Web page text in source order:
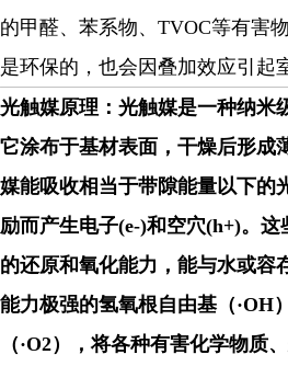
的甲醛、苯系物、 TVOC等有害
是环保的，也会因叠加效应引起
光触媒原理 ： 光触媒是一种纳米
它涂布于基材表面，干燥后形成
媒能吸收相当于带隙能量以下的
励而产生电子(e-)和空穴(h+)。
的还原和氧化能力，能与水或容
能力极强的氢氧根自由基（·OH
（·O2），将各种有害化学物质